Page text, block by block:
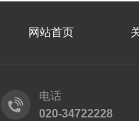
网站首页
电话
020-34722228